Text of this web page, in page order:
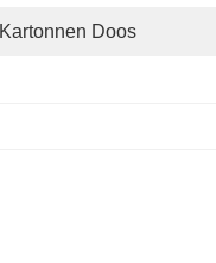
Kartonnen Doos